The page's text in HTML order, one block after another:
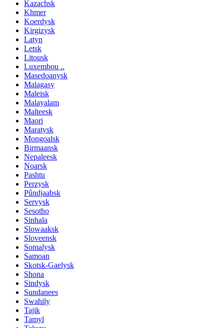
Kazachsk
Khmer
Koerdysk
Kirgizysk
Latyn
Letsk
Litousk
Luxembou ..
Masedoanysk
Malagasy
Maleisk
Malayalam
Malteesk
Maori
Maratysk
Mongoalsk
Birmaansk
Nepaleesk
Noarsk
Pashtu
Perzysk
Pûndjaabsk
Servysk
Sesotho
Sinhala
Slowaaksk
Sloveensk
Somalysk
Samoan
Skotsk-Gaelysk
Shona
Sindysk
Sundanees
Swahily
Tajik
Tamyl